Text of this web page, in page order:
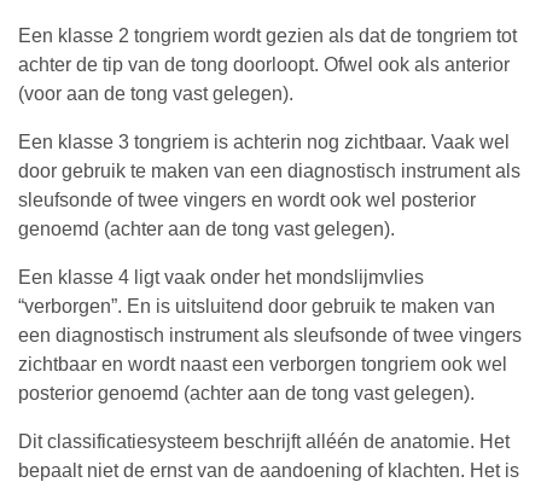
Een klasse 2 tongriem wordt gezien als dat de tongriem tot
achter de tip van de tong doorloopt. Ofwel ook als anterior
(voor aan de tong vast gelegen).
Een klasse 3 tongriem is achterin nog zichtbaar. Vaak wel
door gebruik te maken van een diagnostisch instrument als
sleufsonde of twee vingers en wordt ook wel posterior
genoemd (achter aan de tong vast gelegen).
Een klasse 4 ligt vaak onder het mondslijmvlies
“verborgen”. En is uitsluitend door gebruik te maken van
een diagnostisch instrument als sleufsonde of twee vingers
zichtbaar en wordt naast een verborgen tongriem ook wel
posterior genoemd (achter aan de tong vast gelegen).
Dit classificatiesysteem beschrijft alléén de anatomie. Het
bepaalt niet de ernst van de aandoening of klachten. Het is